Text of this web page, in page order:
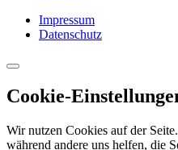
Impressum
Datenschutz
Cookie-
Wir nutzen Cookies auf der
während andere uns helfen, die